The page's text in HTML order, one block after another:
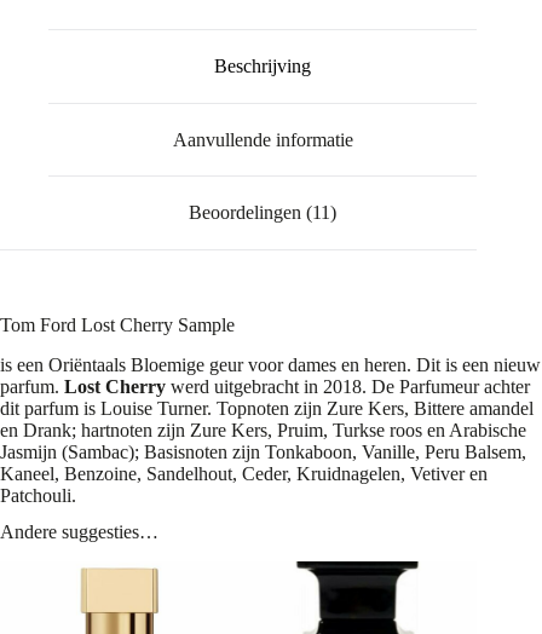
Beschrijving
Aanvullende informatie
Beoordelingen (11)
Tom Ford Lost Cherry Sample
is een Oriëntaals Bloemige geur voor dames en heren. Dit is een nieuw
parfum. Lost Cherry werd uitgebracht in 2018. De Parfumeur achter
dit parfum is Louise Turner. Topnoten zijn Zure Kers, Bittere amandel
en Drank; hartnoten zijn Zure Kers, Pruim, Turkse roos en Arabische
Jasmijn (Sambac); Basisnoten zijn Tonkaboon, Vanille, Peru Balsem,
Kaneel, Benzoine, Sandelhout, Ceder, Kruidnagelen, Vetiver en
Patchouli.
Andere suggesties…